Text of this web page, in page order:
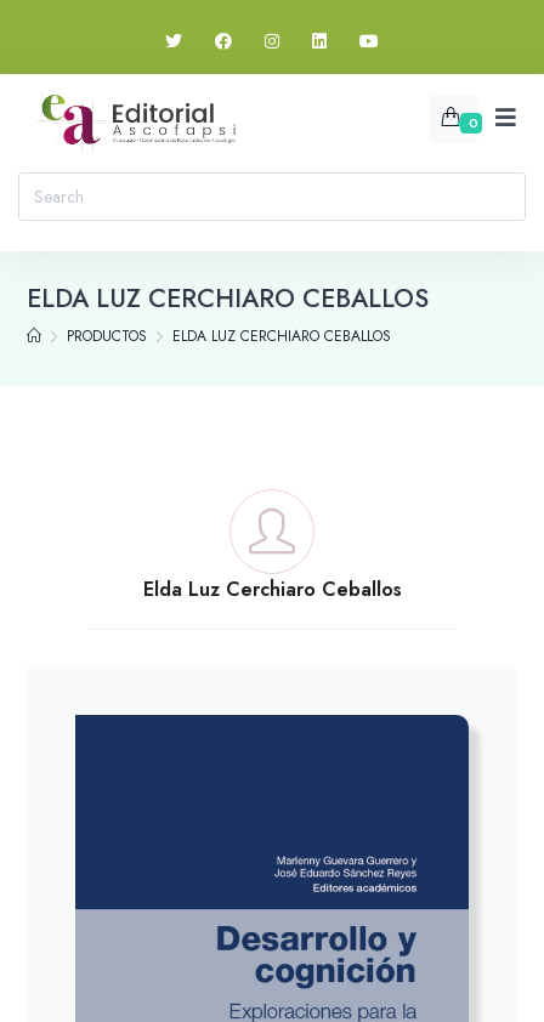
0
ELDA LUZ CERCHIARO CEBALLOS
PRODUCTOS ELDA LUZ CERCHIARO CEBALLOS
Elda Luz Cerchiaro Ceballos